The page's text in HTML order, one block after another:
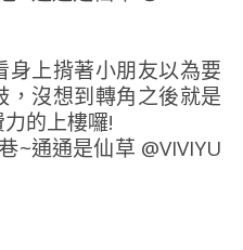
身上揹著小朋友以為要
，沒想到轉角之後就是
的上樓囉!